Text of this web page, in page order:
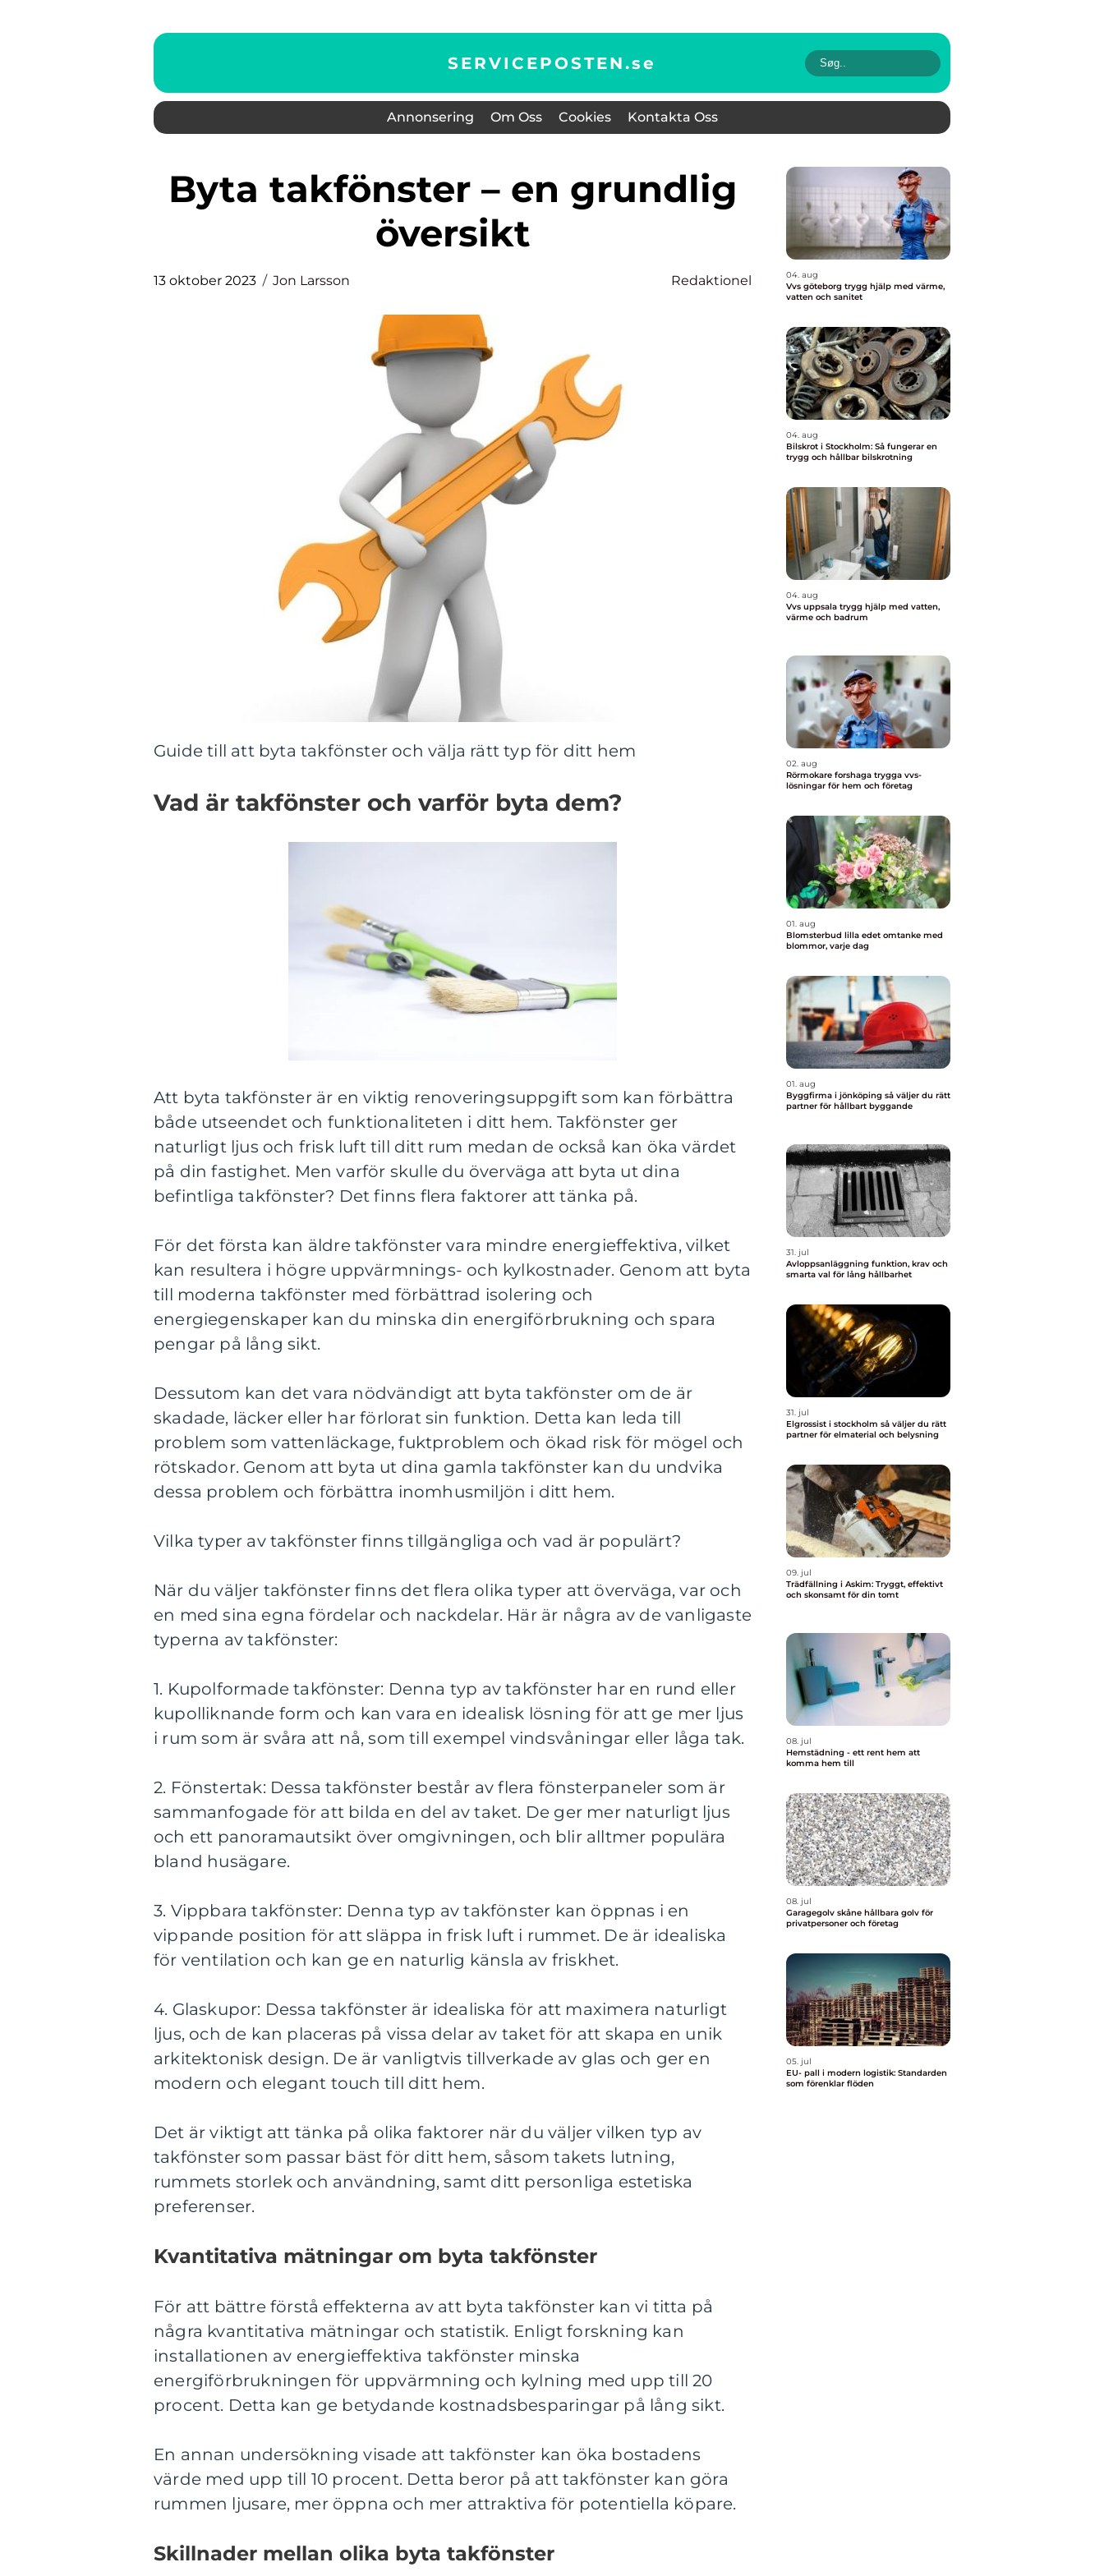
SERVICEPOSTEN.se
Annonsering Om Oss Cookies Kontakta Oss
Byta takfönster – en grundlig
översikt
13 oktober 2023 Jon Larsson Redaktionel
Guide till att byta takfönster och välja rätt typ för ditt hem
Vad är takfönster och varför byta dem?
Att byta takfönster är en viktig renoveringsuppgift som kan förbättra
både utseendet och funktionaliteten i ditt hem. Takfönster ger
naturligt ljus och frisk luft till ditt rum medan de också kan öka värdet
på din fastighet. Men varför skulle du överväga att byta ut dina
befintliga takfönster? Det finns flera faktorer att tänka på.
För det första kan äldre takfönster vara mindre energieffektiva, vilket
kan resultera i högre uppvärmnings- och kylkostnader. Genom att byta
till moderna takfönster med förbättrad isolering och
energiegenskaper kan du minska din energiförbrukning och spara
pengar på lång sikt.
Dessutom kan det vara nödvändigt att byta takfönster om de är
skadade, läcker eller har förlorat sin funktion. Detta kan leda till
problem som vattenläckage, fuktproblem och ökad risk för mögel och
rötskador. Genom att byta ut dina gamla takfönster kan du undvika
dessa problem och förbättra inomhusmiljön i ditt hem.
Vilka typer av takfönster finns tillgängliga och vad är populärt?
När du väljer takfönster finns det flera olika typer att överväga, var och
en med sina egna fördelar och nackdelar. Här är några av de vanligaste
typerna av takfönster:
1. Kupolformade takfönster: Denna typ av takfönster har en rund eller
kupolliknande form och kan vara en idealisk lösning för att ge mer ljus
i rum som är svåra att nå, som till exempel vindsvåningar eller låga tak.
2. Fönstertak: Dessa takfönster består av flera fönsterpaneler som är
sammanfogade för att bilda en del av taket. De ger mer naturligt ljus
och ett panoramautsikt över omgivningen, och blir alltmer populära
bland husägare.
3. Vippbara takfönster: Denna typ av takfönster kan öppnas i en
vippande position för att släppa in frisk luft i rummet. De är idealiska
för ventilation och kan ge en naturlig känsla av friskhet.
4. Glaskupor: Dessa takfönster är idealiska för att maximera naturligt
ljus, och de kan placeras på vissa delar av taket för att skapa en unik
arkitektonisk design. De är vanligtvis tillverkade av glas och ger en
modern och elegant touch till ditt hem.
Det är viktigt att tänka på olika faktorer när du väljer vilken typ av
takfönster som passar bäst för ditt hem, såsom takets lutning,
rummets storlek och användning, samt ditt personliga estetiska
preferenser.
Kvantitativa mätningar om byta takfönster
För att bättre förstå effekterna av att byta takfönster kan vi titta på
några kvantitativa mätningar och statistik. Enligt forskning kan
installationen av energieffektiva takfönster minska
energiförbrukningen för uppvärmning och kylning med upp till 20
procent. Detta kan ge betydande kostnadsbesparingar på lång sikt.
En annan undersökning visade att takfönster kan öka bostadens
värde med upp till 10 procent. Detta beror på att takfönster kan göra
rummen ljusare, mer öppna och mer attraktiva för potentiella köpare.
Skillnader mellan olika byta takfönster
04. aug
Vvs göteborg trygg hjälp med värme,
vatten och sanitet
04. aug
Bilskrot i Stockholm: Så fungerar en
trygg och hållbar bilskrotning
04. aug
Vvs uppsala trygg hjälp med vatten,
värme och badrum
02. aug
Rörmokare forshaga trygga vvs-
lösningar för hem och företag
01. aug
Blomsterbud lilla edet omtanke med
blommor, varje dag
01. aug
Byggfirma i jönköping så väljer du rätt
partner för hållbart byggande
31. jul
Avloppsanläggning funktion, krav och
smarta val för lång hållbarhet
31. jul
Elgrossist i stockholm så väljer du rätt
partner för elmaterial och belysning
09. jul
Trädfällning i Askim: Tryggt, effektivt
och skonsamt för din tomt
08. jul
Hemstädning - ett rent hem att
komma hem till
08. jul
Garagegolv skåne hållbara golv för
privatpersoner och företag
05. jul
EU- pall i modern logistik: Standarden
som förenklar flöden